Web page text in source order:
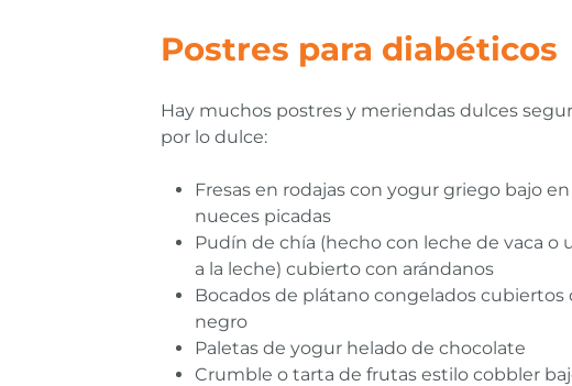
Postres para diabéticos
Hay muchos postres y meriendas dulces
por lo dulce:
Fresas en rodajas con yogur griego bajo
nueces picadas
Pudín de chía (hecho con leche de vaca o
a la leche) cubierto con arándanos
Bocados de plátano congelados cubiertos
negro
Paletas de yogur helado de chocolate
Crumble o tarta de frutas estilo cobbler